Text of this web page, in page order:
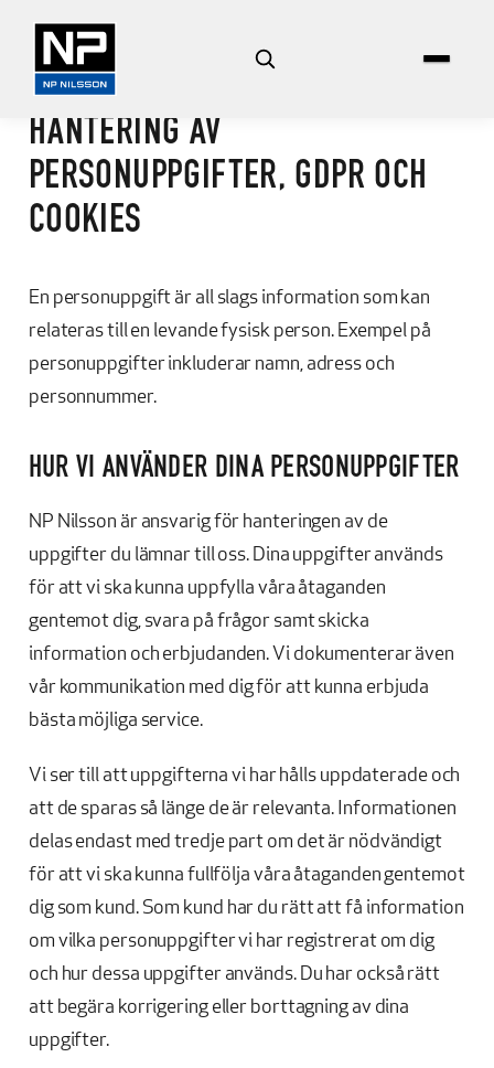
Hoppa
innehåll
HANTERING AV
PERSONUPPGIFTER, GDPR OCH
COOKIES
En personuppgift är all slags information som kan
relateras till en levande fysisk person. Exempel på
personuppgifter inkluderar namn, adress och
personnummer.
HUR VI ANVÄNDER DINA PERSONUPPGIFTER
NP Nilsson är ansvarig för hanteringen av de
uppgifter du lämnar till oss. Dina uppgifter används
för att vi ska kunna uppfylla våra åtaganden
gentemot dig, svara på frågor samt skicka
information och erbjudanden. Vi dokumenterar även
vår kommunikation med dig för att kunna erbjuda
bästa möjliga service.
Vi ser till att uppgifterna vi har hålls uppdaterade och
att de sparas så länge de är relevanta. Informationen
delas endast med tredje part om det är nödvändigt
för att vi ska kunna fullfölja våra åtaganden gentemot
dig som kund. Som kund har du rätt att få information
om vilka personuppgifter vi har registrerat om dig
och hur dessa uppgifter används. Du har också rätt
att begära korrigering eller borttagning av dina
uppgifter.